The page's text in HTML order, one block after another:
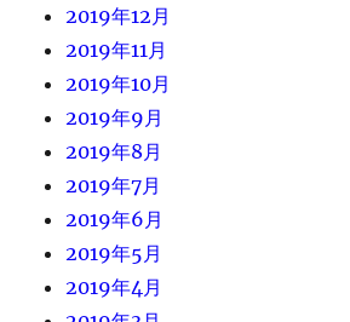
2019年12月
2019年11月
2019年10月
2019年9月
2019年8月
2019年7月
2019年6月
2019年5月
2019年4月